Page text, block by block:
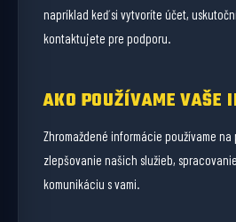
napríklad keď si vytvoríte účet,
kontaktujete pre podporu.
AKO POUŽÍVAME VAŠE
Zhromaždené informácie používame
zlepšovanie našich služieb,
komunikáciu s vami.